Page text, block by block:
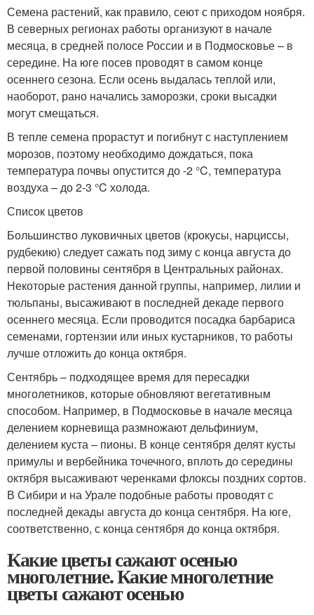
Семена растений, как правило, сеют с приходом ноября.
В северных регионах работы организуют в начале
месяца, в средней полосе России и в Подмосковье – в
середине. На юге посев проводят в самом конце
осеннего сезона. Если осень выдалась теплой или,
наоборот, рано начались заморозки, сроки высадки
могут смещаться.
В тепле семена прорастут и погибнут с наступлением
морозов, поэтому необходимо дождаться, пока
температура почвы опустится до -2 °C, температура
воздуха – до 2-3 °C холода.
Список цветов
Большинство луковичных цветов (крокусы, нарциссы,
рудбекию) следует сажать под зиму с конца августа до
первой половины сентября в Центральных районах.
Некоторые растения данной группы, например, лилии и
тюльпаны, высаживают в последней декаде первого
осеннего месяца. Если проводится посадка барбариса
семенами, гортензии или иных кустарников, то работы
лучше отложить до конца октября.
Сентябрь – подходящее время для пересадки
многолетников, которые обновляют вегетативным
способом. Например, в Подмосковье в начале месяца
делением корневища размножают дельфиниум,
делением куста – пионы. В конце сентября делят кусты
примулы и вербейника точечного, вплоть до середины
октября высаживают черенками флоксы поздних сортов.
В Сибири и на Урале подобные работы проводят с
последней декады августа до конца сентября. На юге,
соответственно, с конца сентября до конца октября.
Какие цветы сажают осенью
многолетние. Какие многолетние
цветы сажают осенью